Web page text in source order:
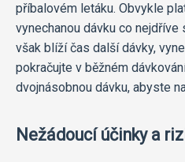
příbalovém letáku. Obvykle
vynechanou dávku co
však blíží čas další dávky,
pokračujte v běžném
dvojnásobnou dávku, abyste
Nežádoucí účinky a